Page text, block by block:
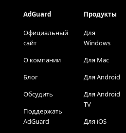
AdGuard
Официальный
сайт
О компании
Блог
Обсудить
Поддержать
AdGuard
Продукты
Для
Windows
Для Mac
Для Android
Для Android
TV
Для iOS